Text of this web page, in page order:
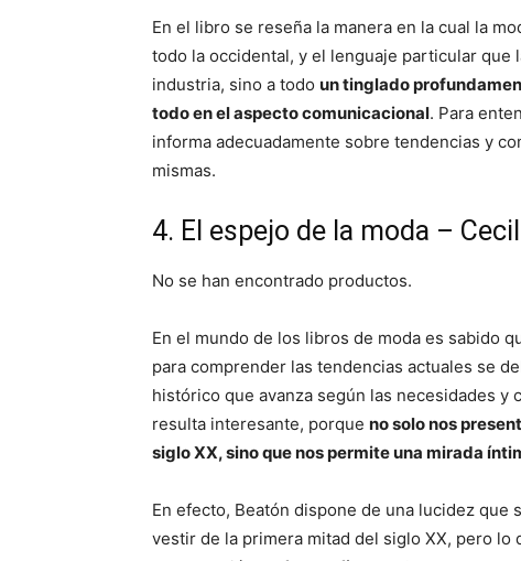
En el libro se reseña la manera en la cual la
todo la occidental, y el lenguaje particular que
industria, sino a todo un tinglado
todo en el aspecto comunicacional. Para
informa adecuadamente sobre tendencias y
mismas.
4. El espejo de la moda –
No se han encontrado productos.
En el mundo de los libros de moda es sabido
para comprender las tendencias actuales se
histórico que avanza según las necesidades
resulta interesante, porque no solo nos
siglo XX, sino que nos permite una mirada
En efecto, Beatón dispone de una lucidez
vestir de la primera mitad del siglo XX, pero